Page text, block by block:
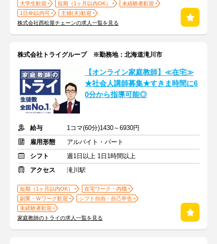
大学生歓迎 短期（1ヶ月以内OK）
未経験者歓迎
1日4h以内可
主婦(夫)歓迎
株式会社西松屋チェーンの求人一覧を見る
株式会社トライグループ ※勤務地：北海道滝川市
【オンライン家庭教師】≪在宅≫
★社会人講師募集★すきま時間に6
0分から指導可能◎
給与
1コマ(60分)1430～6930円
雇用形態
アルバイト・パート
シフト
週1日以上 1日1時間以上
アクセス
滝川駅
短期（1ヶ月以内OK）
在宅ワーク・内職
副業・Ｗワーク歓迎
シフト自由・自己申告
未経験者歓迎
家庭教師のトライの求人一覧を見る